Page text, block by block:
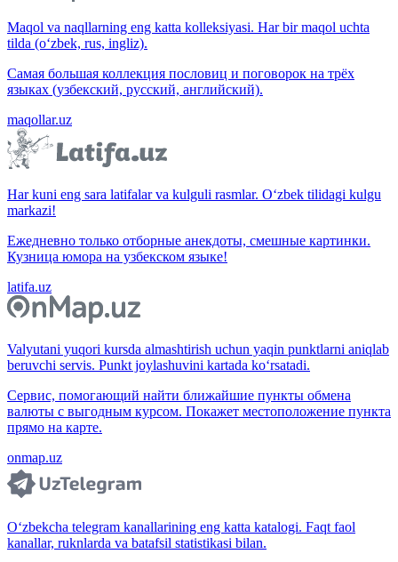
Maqol va naqllarning eng katta kolleksiyasi. Har bir maqol uchta
tilda (o‘zbek, rus, ingliz).
Самая большая коллекция пословиц и поговорок на трёх
языках (узбекский, русский, английский).
maqollar.uz
Har kuni eng sara latifalar va kulguli rasmlar. O‘zbek tilidagi kulgu
markazi!
Ежедневно только отборные анекдоты, смешные картинки.
Кузница юмора на узбекском языке!
latifa.uz
Valyutani yuqori kursda almashtirish uchun yaqin punktlarni aniqlab
beruvchi servis. Punkt joylashuvini kartada ko‘rsatadi.
Сервис, помогающий найти ближайшие пункты обмена
валюты с выгодным курсом. Покажет местоположение пункта
прямо на карте.
onmap.uz
O‘zbekcha telegram kanallarining eng katta katalogi. Faqt faol
kanallar, ruknlarda va batafsil statistikasi bilan.